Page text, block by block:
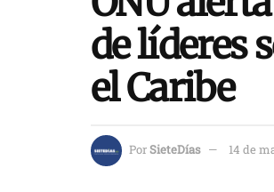
de líderes
el Caribe
PorSieteDías 14 de